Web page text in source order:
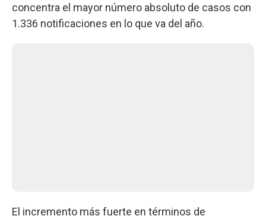
concentra el mayor número absoluto de casos con
1.336 notificaciones en lo que va del año.
El incremento más fuerte en términos de